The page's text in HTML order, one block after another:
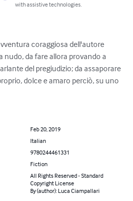
with assistive technologies.
coraggiosa dell'autore
da fare allora provando a
del pregiudizio; da assaporare
dolce e amaro perciò, su uno
Feb 20, 2019
Italian
9780244461331
Fiction
All Rights Reserved - Standard
Copyright License
By (author): Luca Ciampallari